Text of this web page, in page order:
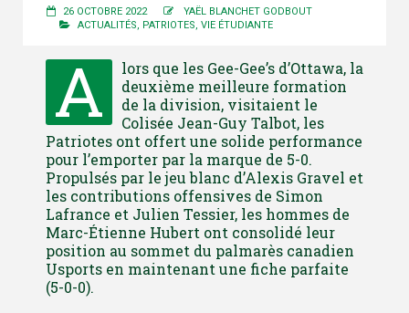
26 OCTOBRE 2022
YAËL BLANCHET GODBOUT
ACTUALITÉS
PATRIOTES VIE ÉTUDIANTE
A
lors que les Gee-Gee’s d’Ottawa, la
deuxième meilleure formation
de la division, visitaient le
Colisée Jean-Guy Talbot, les
Patriotes ont offert une solide performance
pour l’emporter par la marque de 5-0.
Propulsés par le jeu blanc d’Alexis Gravel et
les contributions offensives de Simon
Lafrance et Julien Tessier, les hommes de
Marc-Étienne Hubert ont consolidé leur
position au sommet du palmarès canadien
Usports en maintenant une fiche parfaite
(5-0-0).